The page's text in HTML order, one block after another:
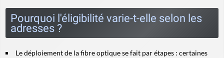
Pourquoi l'éligibilité varie-t-elle selon les
adresses ?
Le déploiement de la fibre optique se fait par étapes : certaines